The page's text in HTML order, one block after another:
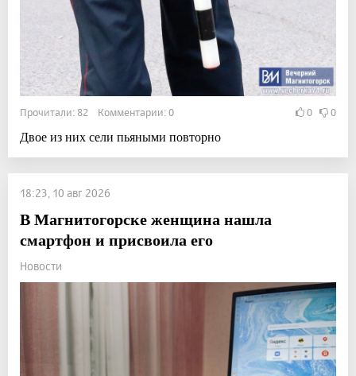
Прочитали: 82 Комментарии: 0 0 0
Двое из них сели пьяными повторно
18:23, 10 авг 2026
В Магнитогорске женщина нашла
смартфон и присвоила его
Новости